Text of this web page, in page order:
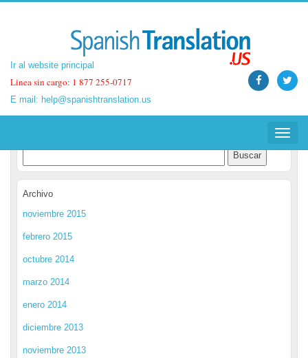
Ir al website principal
Linea sin cargo: 1 877 255-0717
E mail: help@spanishtranslation.us
Toggle
Ir al website principal
Linea sin cargo: 1 877 255-0717
E mail: help@spanishtranslation.us
Toggle
Spanish Translation Blog
Archivo
noviembre 2015
febrero 2015
octubre 2014
marzo 2014
enero 2014
diciembre 2013
noviembre 2013